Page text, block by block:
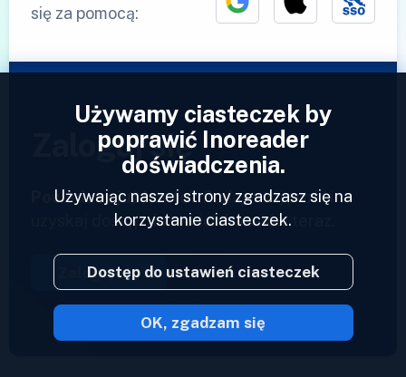
się za pomocą:
Zaloguj się
Posiadasz już konto?Podaj swój profil i
uzyskaj dostęp do swoich kanałów teraz.
Zaloguj się
2023 © Inoreader
Używamy ciasteczek by
poprawić Inoreader
doświadczenia.
Używając naszej strony zgadzasz się na
korzystanie ciasteczek.
Dostęp do ustawień ciasteczek
OK, zgadzam się